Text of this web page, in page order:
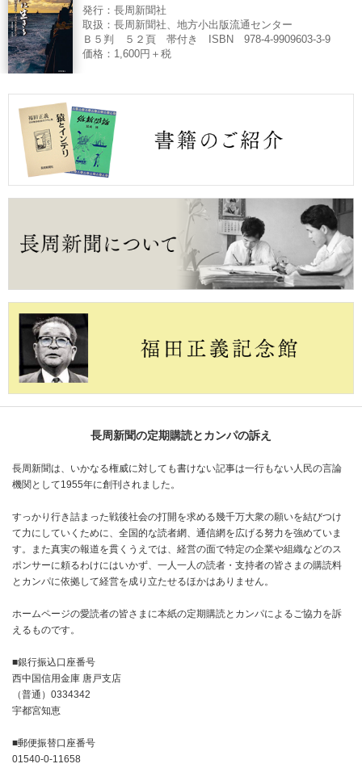
発行：長周新聞社
取扱：長周新聞社、地方小出版流通センター
Ｂ５判 ５２頁 帯付き ISBN 978-4-9909603-3-9
価格：1,600円＋税
長周新聞の定期購読とカンパの訴え
長周新聞は、いかなる権威に対しても書けない記事は一行もない人民の言論
機関として1955年に創刊されました。
すっかり行き詰まった戦後社会の打開を求める幾千万大衆の願いを結びつけ
て力にしていくために、全国的な読者網、通信網を広げる努力を強めていま
す。また真実の報道を貫くうえでは、経営の面で特定の企業や組織などのス
ポンサーに頼るわけにはいかず、一人一人の読者・支持者の皆さまの購読料
とカンパに依拠して経営を成り立たせるほかはありません。
ホームページの愛読者の皆さまに本紙の定期購読とカンパによるご協力を訴
えるものです。
■銀行振込口座番号
西中国信用金庫 唐戸支店
（普通）0334342
宇都宮知恵
■郵便振替口座番号
01540-0-11658